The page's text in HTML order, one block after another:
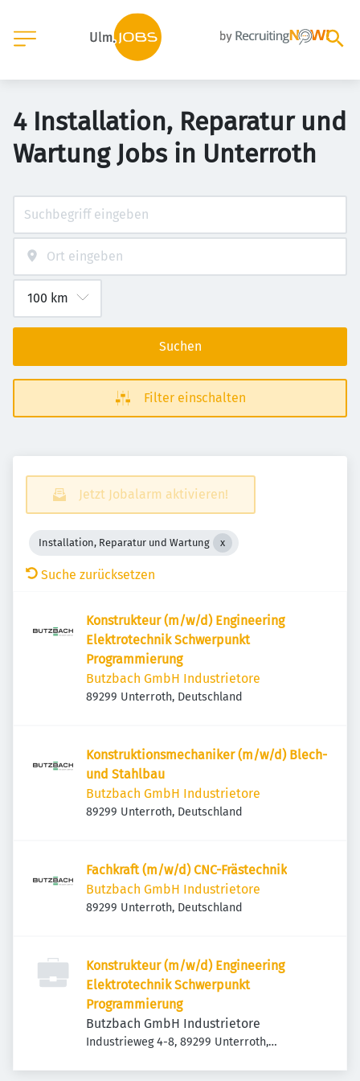
4 Installation, Reparatur und
Wartung Jobs in Unterroth
Suchen
Filter einschalten
Jetzt Jobalarm aktivieren!
Installation, Reparatur und Wartung
Suche zurücksetzen
Konstrukteur (m/w/d) Engineering
Elektrotechnik Schwerpunkt
Programmierung
Butzbach GmbH Industrietore
89299 Unterroth, Deutschland
Konstruktionsmechaniker (m/w/d) Blech-
und Stahlbau
Butzbach GmbH Industrietore
89299 Unterroth, Deutschland
Fachkraft (m/w/d) CNC-Frästechnik
Butzbach GmbH Industrietore
89299 Unterroth, Deutschland
Konstrukteur (m/w/d) Engineering
Elektrotechnik Schwerpunkt
Programmierung
Butzbach GmbH Industrietore
Industrieweg 4-8, 89299 Unterroth,